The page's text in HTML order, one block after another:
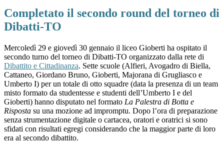
Completato il secondo round del torneo di
Dibatti-TO
Mercoledì 29 e giovedì 30 gennaio il liceo Gioberti ha ospitato il
secondo turno del torneo di Dibatti-TO organizzato dalla rete di
Dibattito e Cittadinanza. Sette scuole (Alfieri, Avogadro di Biella,
Cattaneo, Giordano Bruno, Gioberti, Majorana di Grugliasco e
Umberto I) per un totale di otto squadre (data la presenza di un team
misto formato da studentesse e studenti dell’Umberto I e del
Gioberti) hanno disputato nel formato La Palestra di Botta e
Risposta su una mozione ad impromptu. Dopo l’ora di preparazione
senza strumentazione digitale o cartacea, oratori e oratrici si sono
sfidati con risultati egregi considerando che la maggior parte di loro
era al secondo dibattito.